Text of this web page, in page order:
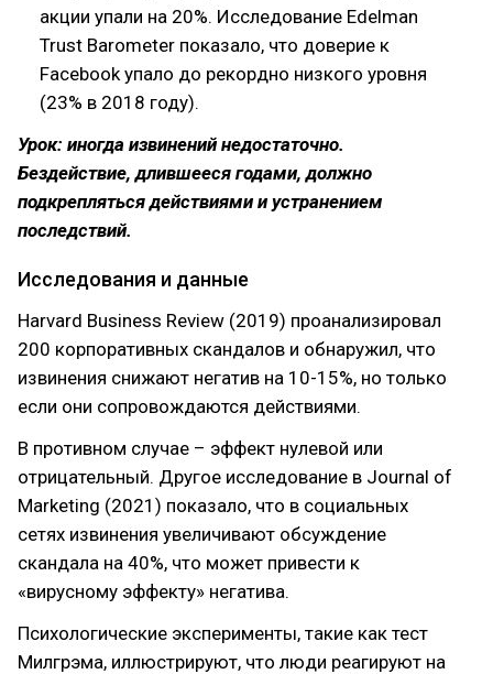
акции упали на 20%. Исследование Edelman
Trust Barometer показало, что доверие к
Facebook упало до рекордно низкого уровня
(23% в 2018 году).
Урок: иногда извинений недостаточно.
Бездействие, длившееся годами, должно
подкрепляться действиями и устранением
последствий.
Исследования и данные
Harvard Business Review (2019) проанализировал
200 корпоративных скандалов и обнаружил, что
извинения снижают негатив на 10-15%, но только
если они сопровождаются действиями.
В противном случае – эффект нулевой или
отрицательный. Другое исследование в Journal of
Marketing (2021) показало, что в социальных
сетях извинения увеличивают обсуждение
скандала на 40%, что может привести к
«вирусному эффекту» негатива.
Психологические эксперименты, такие как тест
Милгрэма, иллюстрируют, что люди реагируют на